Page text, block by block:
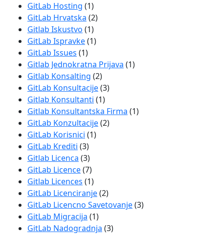
GitLab Hosting (1)
GitLab Hrvatska (2)
Gitlab Iskustvo (1)
GitLab Ispravke(1)
GitLab Issues (1)
Gitlab Jednokratna Prijava (1)
Gitlab Konsalting (2)
GitLab Konsultacije(3)
Gitlab Konsultanti (1)
Gitlab Konsultantska Firma (1)
GitLab Konzultacije(2)
GitLab Korisnici (1)
GitLab Krediti (3)
Gitlab Licenca (3)
GitLab Licence(7)
Gitlab Licences (1)
GitLab Licenciranje(2)
GitLab Licencno Savetovanje(3)
GitLab Migracija (1)
GitLab Nadogradnja (3)